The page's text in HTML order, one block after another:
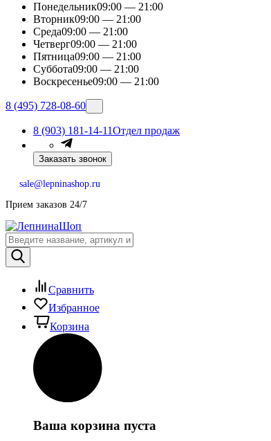
Понедельник09:00 — 21:00
Вторник09:00 — 21:00
Среда09:00 — 21:00
Четверг09:00 — 21:00
Пятница09:00 — 21:00
Суббота09:00 — 21:00
Воскресенье09:00 — 21:00
8 (495) 728-08-60
8 (903) 181-14-11Отдел продаж
Заказать звонок
sale@lepninashop.ru
Прием заказов 24/7
Сравнить
Избранное
Корзина
Ваша корзина пуста